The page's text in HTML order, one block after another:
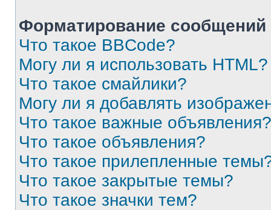
Форматирование
Что такое BBCode?
Могу ли я использовать HTML?
Что такое смайлики?
Могу ли я добавлять
Что такое важные объявления?
Что такое объявления?
Что такое прилепленные
Что такое закрытые темы?
Что такое значки тем?